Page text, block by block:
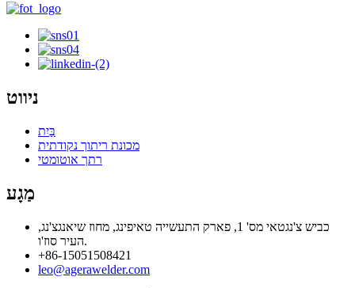
ניווט
בַּיִת
מכונת ריתוך נקודתית
רתך אוטומטי
מַגָע
כביש צ'נגטאי מס' 1, פארק התעשייה טאיפינג, מחוז שיאנגצ'נג,
העיר סוז'ו.
+86-15051508421
leo@agerawelder.com